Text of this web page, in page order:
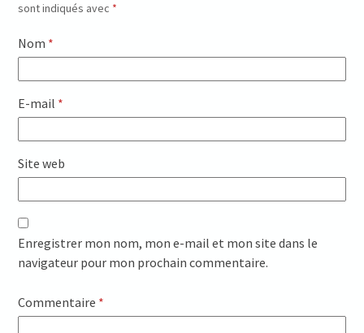
sont indiqués avec *
Nom *
E-mail *
Site web
Enregistrer mon nom, mon e-mail et mon site dans le
navigateur pour mon prochain commentaire.
Commentaire *